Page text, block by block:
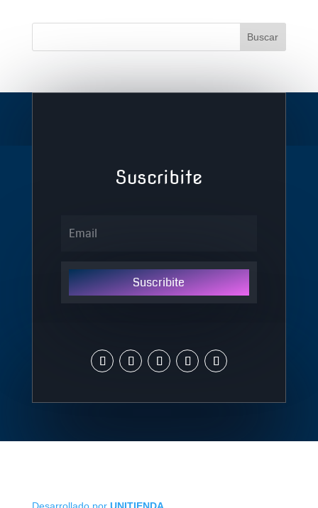
Suscribite
Suscribite
Desarrollado por UNITIENDA